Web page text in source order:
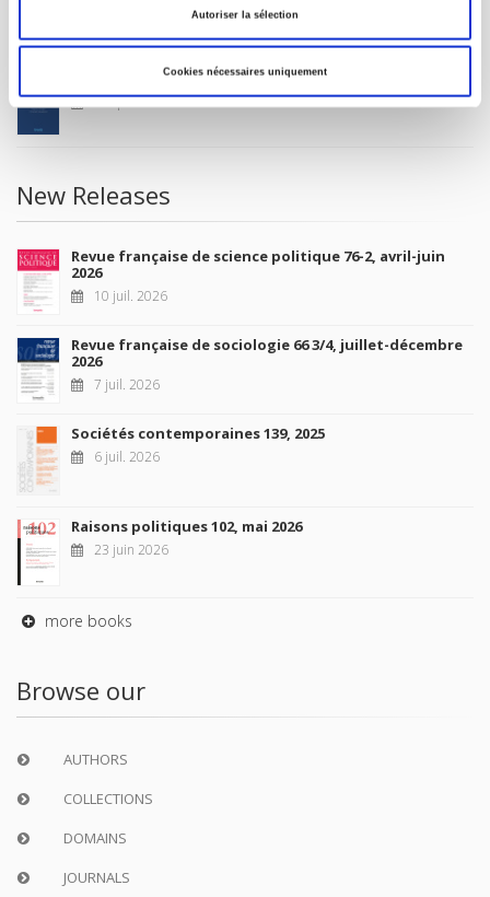
Autoriser la sélection
Cookies nécessaires uniquement
Future Releases
La France et l'Union européenne
4 sept. 2026
New Releases
Revue française de science politique 76-2, avril-juin
2026
10 juil. 2026
Revue française de sociologie 66 3/4, juillet-décembre
2026
7 juil. 2026
Sociétés contemporaines 139, 2025
6 juil. 2026
Raisons politiques 102, mai 2026
23 juin 2026
more books
Browse our
AUTHORS
COLLECTIONS
DOMAINS
JOURNALS